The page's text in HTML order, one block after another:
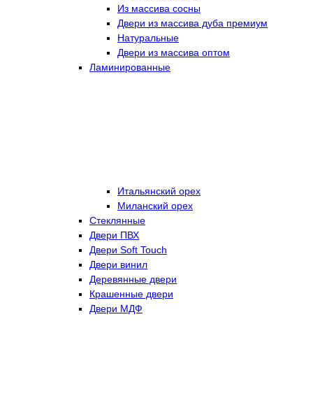
Из массива сосны
Двери из массива дуба премиум
Натуральные
Двери из массива оптом
Ламинированные
Итальянский орех
Миланский орех
Стеклянные
Двери ПВХ
Двери Soft Touch
Двери винил
Деревянные двери
Крашенные двери
Двери МДФ